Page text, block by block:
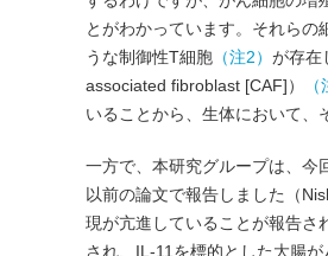
とがわかっています。それらの
うな制御性T細胞 （注2） が存在
associated fibroblast [CAF]）
いることから、生体において、
一方で、本研究グループは、今
以前の論文で報告しました（
現が亢進していることが報告さ
され、IL-11を標的とした大腸